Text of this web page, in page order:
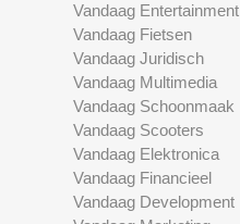
Vandaag Entertainment
Vandaag Fietsen
Vandaag Juridisch
Vandaag Multimedia
Vandaag Schoonmaak
Vandaag Scooters
Vandaag Elektronica
Vandaag Financieel
Vandaag Development